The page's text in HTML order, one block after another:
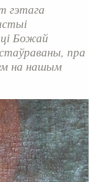
гэтага
Божай
пра
на нашым